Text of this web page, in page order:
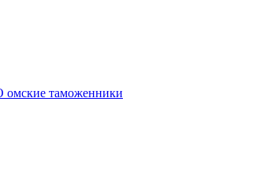
омские таможенники